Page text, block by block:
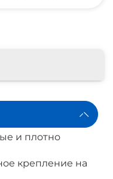
и плотно
крепление на